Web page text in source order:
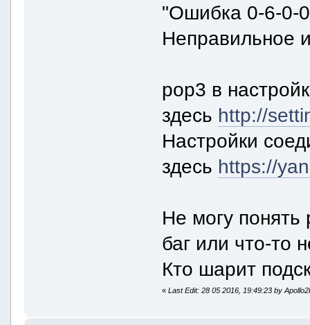
"Ошибка 0-6-0-0
Неправильное
pop3 в
здесь http://
Настройки
здесь https://
Не могу
баг или что-то
Кто шарит
«Last Edit: 28 05 2016, 19:49:23 by